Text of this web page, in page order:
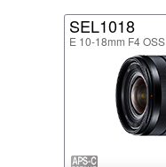
SEL1018
E 10-18mm F4 OSS